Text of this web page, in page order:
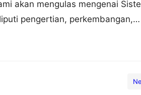
akan mengulas mengenai
pengertian, perkembangan,
contoh, nah agar dapat lebih
dibawah ini. Pengertian